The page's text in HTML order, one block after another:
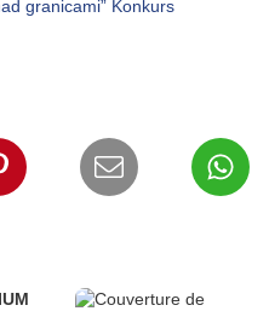
granicami” Konkurs